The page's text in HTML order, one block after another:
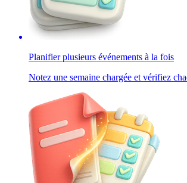
Planifier plusieurs événements à la fois
Notez une semaine chargée et vérifiez